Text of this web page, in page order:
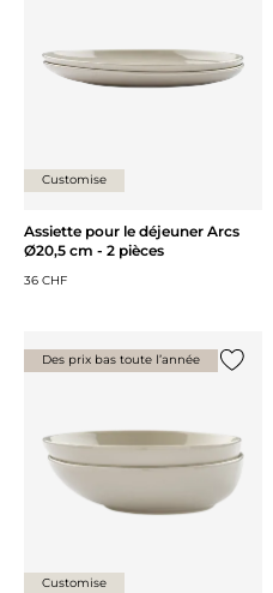
Customise
Assiette pour le déjeuner Arcs
Ø20,5 cm - 2 pièces
36 CHF
Des prix bas toute l’année
Customise